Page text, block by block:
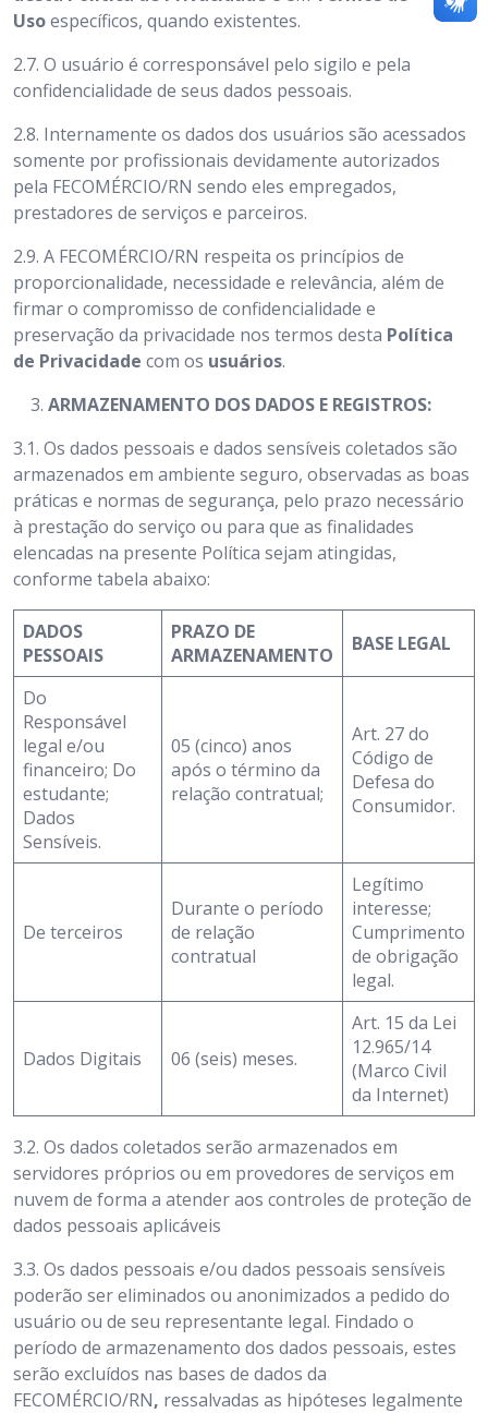
Usoespecíficos, quando existentes.
2.7. O usuário é corresponsável pelo sigilo e pela
confidencialidade de seus dados pessoais.
2.8. Internamente os dados dos usuários são acessados
somente por profissionais devidamente autorizados
pela FECOMÉRCIO/RN sendo eles empregados,
prestadores de serviços e parceiros.
2.9. A FECOMÉRCIO/RN respeita os princípios de
proporcionalidade, necessidade e relevância, além de
firmar o compromisso de confidencialidade e
preservação da privacidade nos termos desta Política
de Privacidade com os usuários.
ARMAZENAMENTO DOS DADOS E REGISTROS:
3.1. Os dados pessoais e dados sensíveis coletados são
armazenados em ambiente seguro, observadas as boas
práticas e normas de segurança, pelo prazo necessário
à prestação do serviço ou para que as finalidades
elencadas na presente Política sejam atingidas,
conforme tabela abaixo:
DADOS
PESSOAIS
PRAZO DE
ARMAZENAMENTO
BASE LEGAL
Do
Responsável
legal e/ou
financeiro; Do
estudante;
Dados
Sensíveis.
05 (cinco) anos
após o término da
relação contratual;
Art. 27 do
Código de
Defesa do
Consumidor.
De terceiros
Durante o período
de relação
contratual
Legítimo
interesse;
Cumprimento
de obrigação
legal.
Dados Digitais 06 (seis) meses.
Art. 15 da Lei
12.965/14
(Marco Civil
da Internet)
3.2. Os dados coletados serão armazenados em
servidores próprios ou em provedores de serviços em
nuvem de forma a atender aos controles de proteção de
dados pessoais aplicáveis
3.3. Os dados pessoais e/ou dados pessoais sensíveis
poderão ser eliminados ou anonimizados a pedido do
usuário ou de seu representante legal. Findado o
período de armazenamento dos dados pessoais, estes
serão excluídos nas bases de dados da
FECOMÉRCIO/RN, ressalvadas as hipóteses legalmente